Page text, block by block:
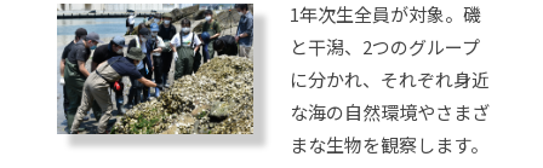
1年次生全員が対象。磯
と干潟、2つのグループ
に分かれ、それぞれ身近
な海の自然環境やさまざ
まな生物を観察します。